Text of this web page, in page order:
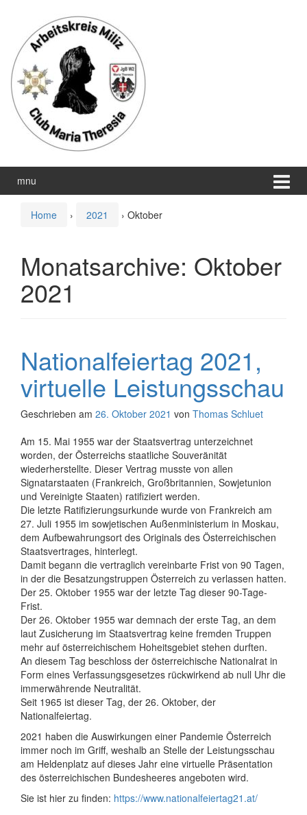
wechseln
Hauptmenü
springen
mnu
Home › 2021 › Oktober
Monatsarchive: Oktober
2021
Nationalfeiertag 2021,
virtuelle Leistungsschau
Geschrieben am 26. Oktober 2021 von Thomas Schluet
Am 15. Mai 1955 war der Staatsvertrag unterzeichnet
worden, der Österreichs staatliche Souveränität
wiederherstellte. Dieser Vertrag musste von allen
Signatarstaaten (Frankreich, Großbritannien, Sowjetunion
und Vereinigte Staaten) ratifiziert werden.
Die letzte Ratifizierungsurkunde wurde von Frankreich am
27. Juli 1955 im sowjetischen Außenministerium in Moskau,
dem Aufbewahrungsort des Originals des Österreichischen
Staatsvertrages, hinterlegt.
Damit begann die vertraglich vereinbarte Frist von 90 Tagen,
in der die Besatzungstruppen Österreich zu verlassen hatten.
Der 25. Oktober 1955 war der letzte Tag dieser 90-Tage-
Frist.
Der 26. Oktober 1955 war demnach der erste Tag, an dem
laut Zusicherung im Staatsvertrag keine fremden Truppen
mehr auf österreichischem Hoheitsgebiet stehen durften.
An diesem Tag beschloss der österreichische Nationalrat in
Form eines Verfassungsgesetzes rückwirkend ab null Uhr die
immerwährende Neutralität.
Seit 1965 ist dieser Tag, der 26. Oktober, der
Nationalfeiertag.
2021 haben die Auswirkungen einer Pandemie Österreich
immer noch im Griff, weshalb an Stelle der Leistungsschau
am Heldenplatz auf dieses Jahr eine virtuelle Präsentation
des österreichischen Bundesheeres angeboten wird.
Sie ist hier zu finden: https://www.nationalfeiertag21.at/